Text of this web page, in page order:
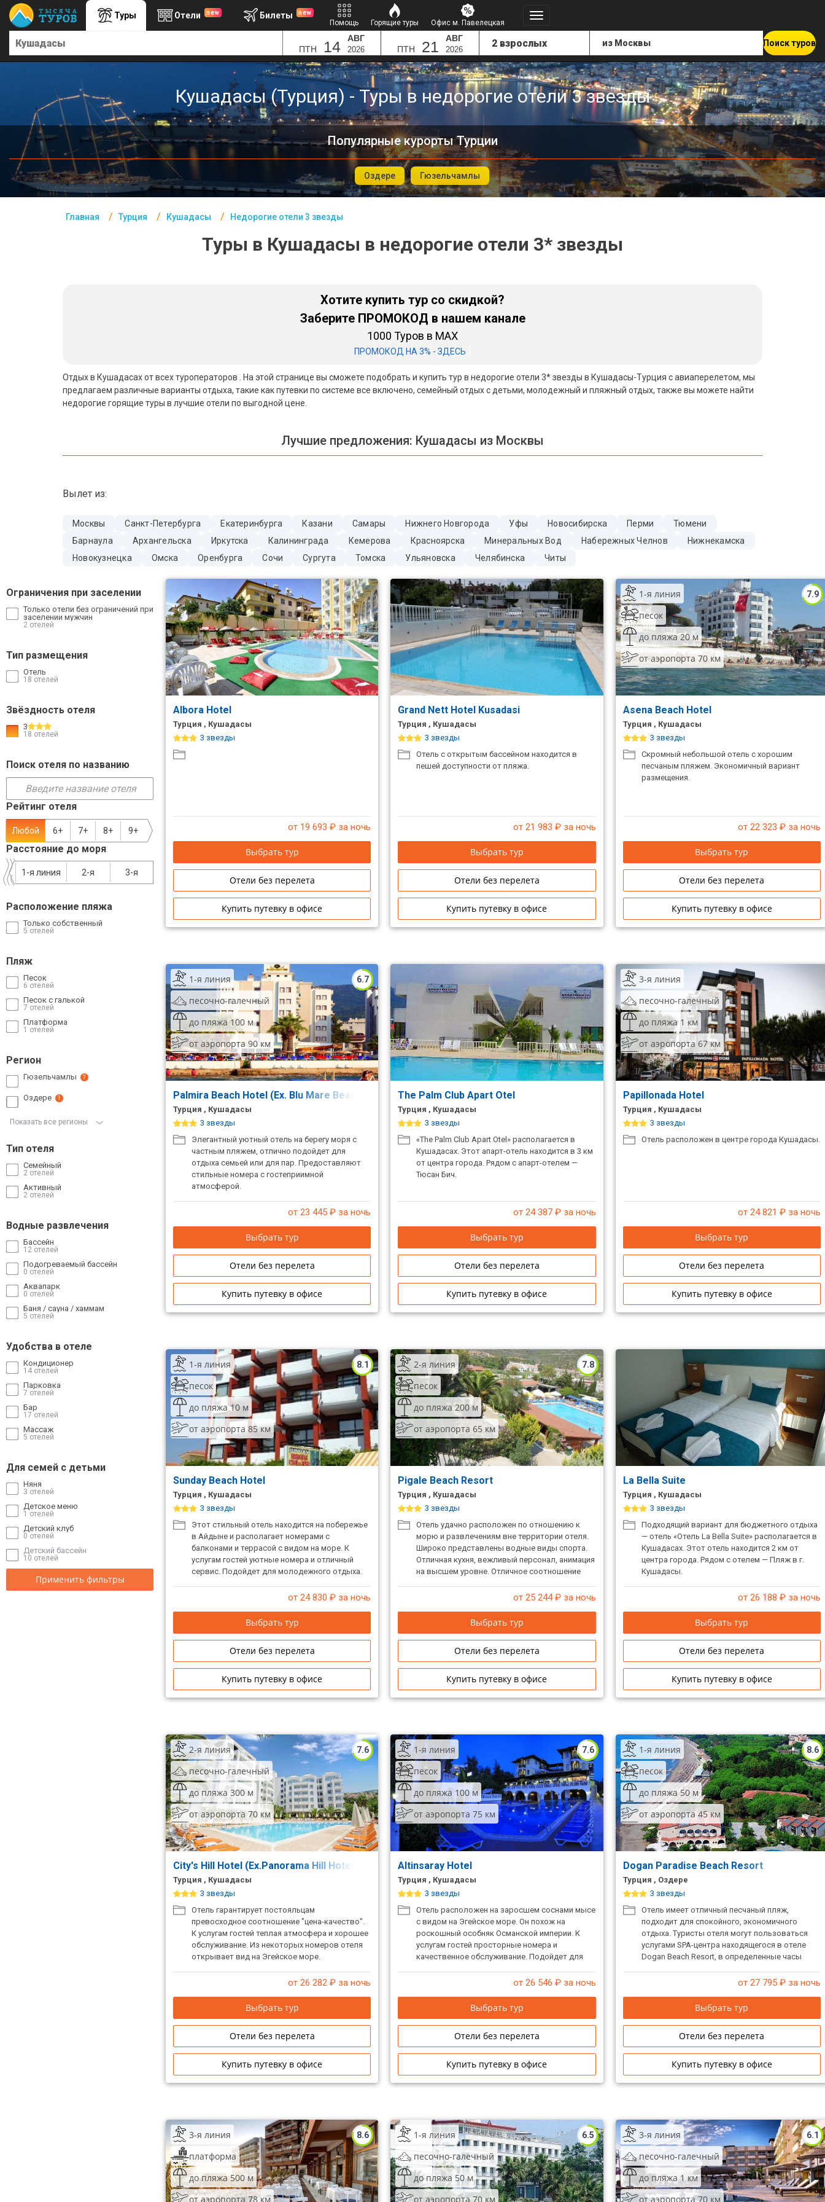
Туры Отели new Билеты new
Помощь Горящие туры Офис м. Павелецкая
ПТН 14 АВГ
2026 ПТН 21 АВГ
2026
Поиск туров
Кушадасы (Турция) - Туры в недорогие отели 3 звезды
Популярные курорты Турции
Оздере Гюзельчамлы
Главная Турция Кушадасы Недорогие отели 3 звезды
Туры в Кушадасы в недорогие отели 3* звезды
Хотите купить тур со скидкой?
Заберите ПРОМОКОД в нашем канале
1000 Туров в MAX
ПРОМОКОД НА 3% - ЗДЕСЬ
Отдых в Кушадасах от всех туроператоров . На этой странице вы сможете подобрать и купить тур в недорогие отели 3* звезды в Кушадасы-Турция с авиаперелетом, мы
предлагаем различные варианты отдыха, такие как путевки по системе все включено, семейный отдых с детьми, молодежный и пляжный отдых, также вы можете найти
недорогие горящие туры в лучшие отели по выгодной цене.
Лучшие предложения: Кушадасы из Москвы
Вылет из:
Москвы Санкт-Петербурга Екатеринбурга Казани Самары Нижнего Новгорода Уфы Новосибирска Перми
Тюмени
Барнаула
Архангельска Иркутска Калининграда Кемерова Красноярска Минеральных Вод Набережных Челнов
Нижнекамска
Новокузнецка
Омска Оренбурга Сочи Сургута Томска Ульяновска Челябинска Читы
Ограничения при заселении
Только отели без ограничений при
заселении мужчин
2 отелей
Тип размещения
Отель
18 отелей
Звёздность отеля
3
18 отелей
Поиск отеля по названию
Рейтинг отеля
Любой 6+ 7+ 8+ 9+
Расстояние до моря
3-я
2-я
1-я линия
Расположение пляжа
Только собственный
5 отелей
Пляж
Песок
6 отелей
Песок с галькой
7 отелей
Платформа
1 отелей
Регион
Гюзельчамлы ?
Оздере ?
Показать все регионы
Тип отеля
Семейный
2 отелей
Активный
2 отелей
Водные развлечения
Бассейн
12 отелей
Подогреваемый бассейн
0 отелей
Аквапарк
0 отелей
Баня / сауна / хаммам
5 отелей
Удобства в отеле
Кондиционер
14 отелей
Парковка
7 отелей
Бар
17 отелей
Массаж
5 отелей
Для семей с детьми
Няня
3 отелей
Детское меню
1 отелей
Детский клуб
0 отелей
Детский бассейн
10 отелей
Применить фильтры
Albora Hotel
Турция , Кушадасы
3 звезды
от 19 693 ₽ за ночь
Выбрать тур
Отели без перелета
Купить путевку в офисе
Grand Nett Hotel Kusadasi
Турция , Кушадасы
3 звезды
Отель с открытым бассейном находится в
пешей доступности от пляжа.
от 21 983 ₽ за ночь
Выбрать тур
Отели без перелета
Купить путевку в офисе
7.9
1-я линия
песок
до пляжа 20 м
от аэропорта 70 км
Asena Beach Hotel
Турция , Кушадасы
3 звезды
Скромный небольшой отель с хорошим
песчаным пляжем. Экономичный вариант
размещения.
от 22 323 ₽ за ночь
Выбрать тур
Отели без перелета
Купить путевку в офисе
6.7
1-я линия
песочно-галечный
до пляжа 100 м
от аэропорта 90 км
Palmira Beach Hotel (Ex. Blu Mare Beach Hotel)
Турция , Кушадасы
3 звезды
Элегантный уютный отель на берегу моря с
частным пляжем, отлично подойдет для
отдыха семьей или для пар. Предоставляют
стильные номера с гостеприимной
атмосферой.
от 23 445 ₽ за ночь
Выбрать тур
Отели без перелета
Купить путевку в офисе
The Palm Club Apart Otel
Турция , Кушадасы
3 звезды
«The Palm Club Apart Otel» располагается в
Кушадасах. Этот апарт-отель находится в 3 км
от центра города. Рядом с апарт-отелем —
Тюсан Бич.
от 24 387₽ за ночь
Выбрать тур
Отели без перелета
Купить путевку в офисе
3-я линия
песочно-галечный
до пляжа 1 км
от аэропорта 67 км
Papillonada Hotel
Турция , Кушадасы
3 звезды
Отель расположен в центре города Кушадасы.
от 24 821 ₽ за ночь
Выбрать тур
Отели без перелета
Купить путевку в офисе
8.1
1-я линия
песок
до пляжа 10 м
от аэропорта 85 км
Sunday Beach Hotel
Турция , Кушадасы
3 звезды
Этот стильный отель находится на побережье
в Айдыне и располагает номерами с
балконами и террасой с видом на море. К
услугам гостей уютные номера и отличный
сервис. Подойдет для молодежного отдыха.
от 24 830 ₽ за ночь
Выбрать тур
Отели без перелета
Купить путевку в офисе
7.8
2-я линия
песок
до пляжа 200 м
от аэропорта 65 км
Pigale Beach Resort
Турция , Кушадасы
3 звезды
Отель удачно расположен по отношению к
морю и развлечениям вне территории отеля.
Широко представлены водные виды спорта.
Отличная кухня, вежливый персонал, анимация
на высшем уровне. Отличное соотношение
от 25 244₽ за ночь
Выбрать тур
Отели без перелета
Купить путевку в офисе
La Bella Suite
Турция , Кушадасы
3 звезды
Подходящий вариант для бюджетного отдыха
— отель «Отель La Bella Suite» располагается в
Кушадасах. Этот отель находится 2 км от
центра города. Рядом с отелем — Пляж в г.
Кушадасы.
от 26 188 ₽ за ночь
Выбрать тур
Отели без перелета
Купить путевку в офисе
7.6
2-я линия
песочно-галечный
до пляжа 300 м
от аэропорта 70 км
City's Hill Hotel (Ex.Panorama Hill Hotel)
Турция , Кушадасы
3 звезды
Отель гарантирует постояльцам
превосходное соотношение "цена-качество".
К услугам гостей теплая атмосфера и хорошее
обслуживание. Из некоторых номеров отеля
открывает вид на Эгейское море.
от 26 282 ₽ за ночь
Выбрать тур
Отели без перелета
Купить путевку в офисе
7.6
1-я линия
песок
до пляжа 100 м
от аэропорта 75 км
Altinsaray Hotel
Турция , Кушадасы
3 звезды
Отель расположен на заросшем соснами мысе
с видом на Эгейское море. Он похож на
роскошный особняк Османской империи. К
услугам гостей просторные номера и
качественное обслуживание. Подойдет для
от 26 546 ₽ за ночь
Выбрать тур
Отели без перелета
Купить путевку в офисе
8.6
1-я линия
песок
до пляжа 50 м
от аэропорта 45 км
Dogan Paradise Beach Resort
Турция , Оздере
3 звезды
Отель имеет отличный песчаный пляж,
подходит для спокойного, экономичного
отдыха. Туристы отеля могут пользоваться
услугами SPA-центра находящегося в отеле
Dogan Beach Resort, в определенные часы
от 27 795₽ за ночь
Выбрать тур
Отели без перелета
Купить путевку в офисе
8.6
3-я линия
платформа
до пляжа 500 м
от аэропорта 78 км
6.5
1-я линия
песочно-галечный
до пляжа 50 м
от аэропорта 70 км
6.1
3-я линия
песочно-галечный
до пляжа 1 км
от аэропорта 70 км
Главная
Помощь
Подборки отелей
Турция
Таиланд
ОАЭ
Северный Гоа
Южный Гоа
Кав Мин Воды
Экскурсионные туры
VIP отели 5 звезд
ТОП 10 недорогих отелей
5*
звезды
Недорогие отели 3*
Сетевые отели Турции
Сетевые отели Египта
Сетевые отели Таиланда
Сетевые отели Шри Ланки
Сетевые отели Вьетнама
Сетевые отели Бали
Сетевые отели Сейшел
Сетевые отели Маврикия